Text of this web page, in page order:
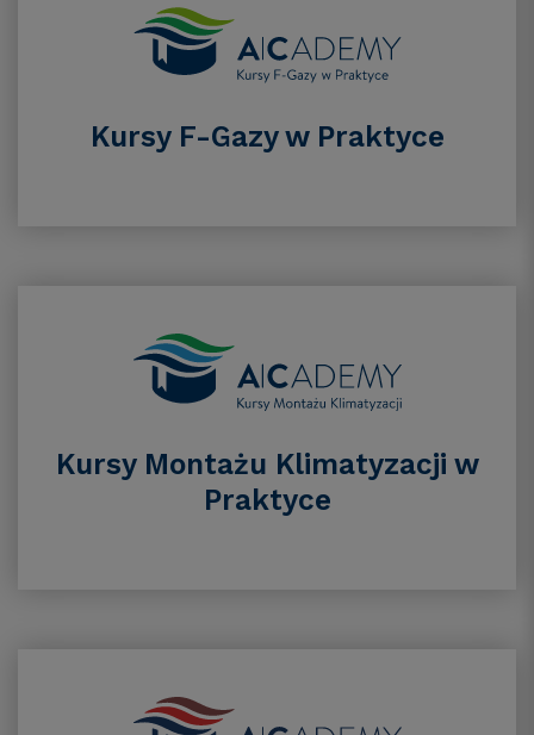
Kursy F-Gazy w Praktyce
Kursy Montażu Klimatyzacji w
Praktyce